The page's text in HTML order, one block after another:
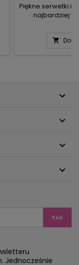
Piękne serwetki i
najbardziej
arcydzieła





Jednocześnie